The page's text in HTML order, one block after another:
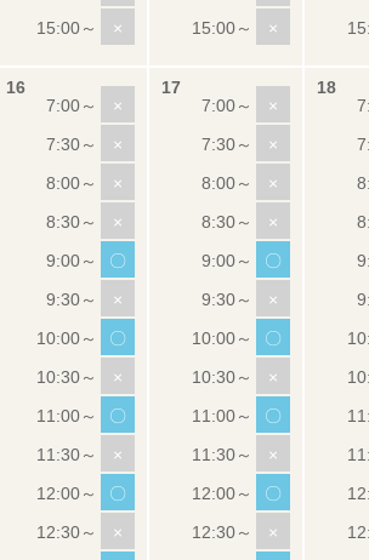
×
×
×
×
×
×
〇
×
〇
×
〇
×
〇
×
×
×
×
×
〇
×
〇
×
〇
×
〇
×